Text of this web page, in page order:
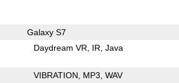
Galaxy S7
Daydream VR IR Java
VIBRATION MP3 WAV